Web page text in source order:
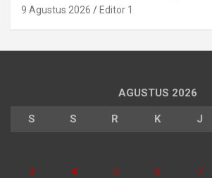
9 Agustus 2026 Editor 1
AGUSTUS 2026
S S R K J
3 4 5 6 7